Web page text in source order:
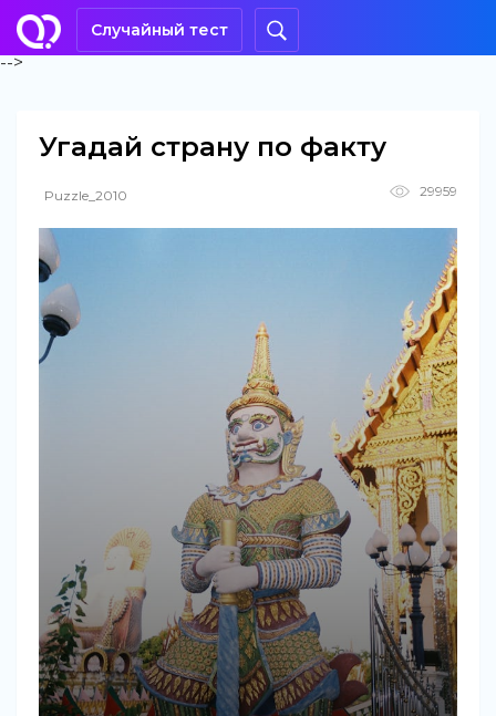
Случайный тест
-->
Угадай страну по факту
Puzzle_2010 29959